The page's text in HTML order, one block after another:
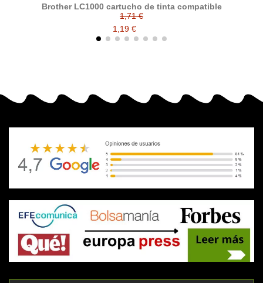
Brother LC1000 cartucho de tinta compatible
1,71 €
1,19 €